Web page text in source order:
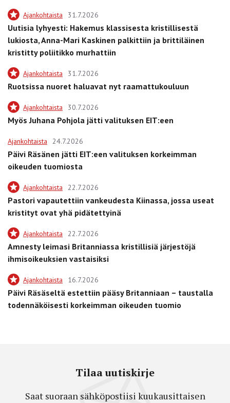
Ajankohtaista 31.7.2026
Uutisia lyhyesti: Hakemus klassisesta kristillisestä
lukiosta, Anna-Mari Kaskinen palkittiin ja brittiläinen
kristitty poliitikko murhattiin
Ajankohtaista 31.7.2026
Ruotsissa nuoret haluavat nyt raamattukouluun
Ajankohtaista 30.7.2026
Myös Juhana Pohjola jätti valituksen EIT:een
Ajankohtaista 24.7.2026
Päivi Räsänen jätti EIT:een valituksen korkeimman
oikeuden tuomiosta
Ajankohtaista 22.7.2026
Pastori vapautettiin vankeudesta Kiinassa, jossa useat
kristityt ovat yhä pidätettyinä
Ajankohtaista 22.7.2026
Amnesty leimasi Britanniassa kristillisiä järjestöjä
ihmisoikeuksien vastaisiksi
Ajankohtaista 16.7.2026
Päivi Räsäseltä estettiin pääsy Britanniaan – taustalla
todennäköisesti korkeimman oikeuden tuomio
Tilaa uutiskirje
Saat suoraan sähköpostiisi kuukausittaisen